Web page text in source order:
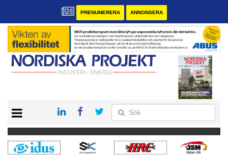
PRENUMERERA ANNONSERA
KONTAKT
VÅRA ANDRA MAGASIN